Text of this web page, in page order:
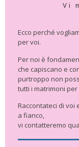
Vi
Ecco perché
per voi.
Per noi è
che capiscano e
purtroppo non
tutti i matrimoni
Raccontateci di voi
a fianco,
vi contatteremo